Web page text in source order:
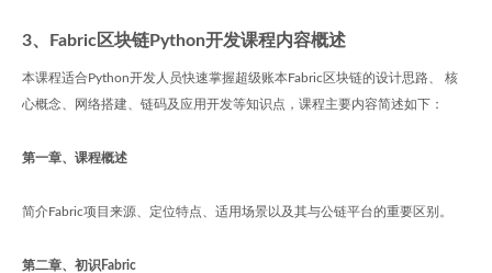
3、Fabric区块链Python开发课程内容概述
本课程适合Python开发人员快速掌握超级账本Fabric区块链的设计思路、 核
心概念、网络搭建、链码及应用开发等知识点，课程主要内容简述如下：
第一章、课程概述
简介Fabric项目来源、定位特点、适用场景以及其与公链平台的重要区别。
第二章、初识Fabric